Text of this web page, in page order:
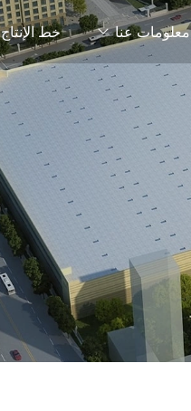
معلومات عنا خط الإنتاج